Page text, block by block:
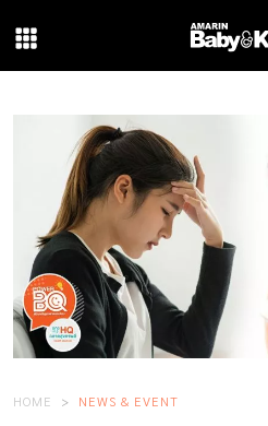
HOME NEWS & EVENT